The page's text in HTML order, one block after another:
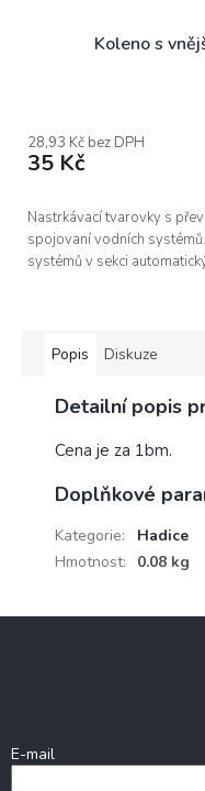
Koleno s
28,93 Kč bez DPH
35 Kč
Nastrkávací tvarovky s
spojovaní vodních
systémů v sekci
Popis Diskuze
Detailní popis
Cena je za 1bm.
Doplňkové
Kategorie:
Hadice
Hmotnost: 0.08 kg
E-mail